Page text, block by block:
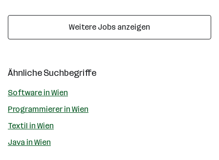
Weitere Jobs anzeigen
Ähnliche Suchbegriffe
Software in Wien
Programmierer in Wien
Textil in Wien
Java in Wien